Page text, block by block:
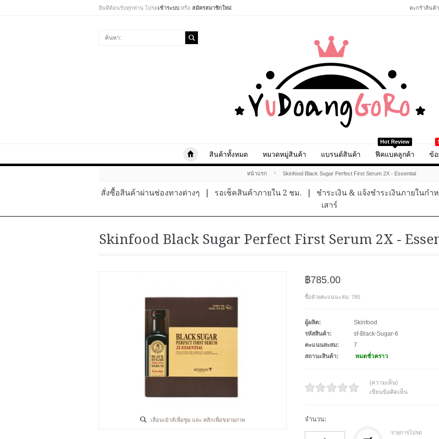
ยินดีต้อนรับทุกท่าน โปรดเข้าระบบ หรือ สมัครสมาชิกใหม่ ตะกร้าสินค้า
สินค้าทั้งหมด หมวดหมู่สินค้า แบรนด์สินค้า
Hot Review
ฟีคแบคลูกค้า ข้
หน้าแรก » Skinfood Black Sugar Perfect First Serum 2X - Essential
สั่งซื้อสินค้าผ่านช่องทางต่างๆ รอเช็คสินค้าภายใน 2 ชม.
ชำระเงิน & แจ้งชำระเงินภายในกำ
เสาร์
Skinfood Black Sugar Perfect First Serum 2X -
เลื่อนเม้าส์เพื่อซูม และ คลิกเพื่อขยายภาพ
฿785.00
ซื้อด้วยคะแนนะสม: 785
ผู้ผลิต:
Skinfood
รหัสสินค้า:
sf-Black-Sugar-6
คะแนนสะสม:
7
สถานะสินค้า:
หมดชั่วคราว
(ความเห็น)
เขียนข้อคิดเห็น
จำนวน:
รายการโปรด